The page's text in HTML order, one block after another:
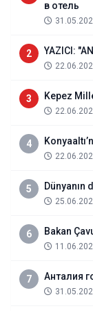
DR.
в отель
2 YAZICI:
3 Kepez
4
5 Dünyanın
6 Bakan
7 Анталия